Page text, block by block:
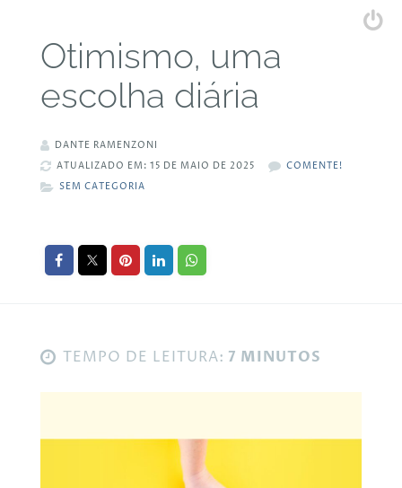
Otimismo, uma
escolha diária
DANTE RAMENZONI
ATUALIZADO EM: 15 DE MAIO DE 2025
COMENTE!
SEM CATEGORIA
TEMPO DE LEITURA: 7 MINUTOS